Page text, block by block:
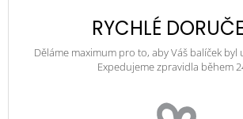
RYCHLÉ
Děláme maximum pro to, aby Váš balíček byl
Expedujeme zpravidla během